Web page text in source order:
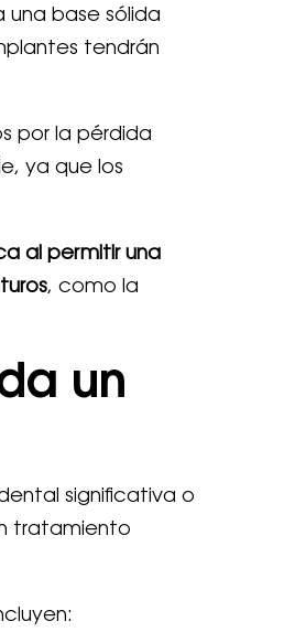
una base sólida
tendrán
por la pérdida
ya que los
al permitir una
, como la
un
significativa o
tratamiento